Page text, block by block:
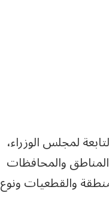
لمجلس الوزراء،
والمحافظات
والقطعيات ونوع